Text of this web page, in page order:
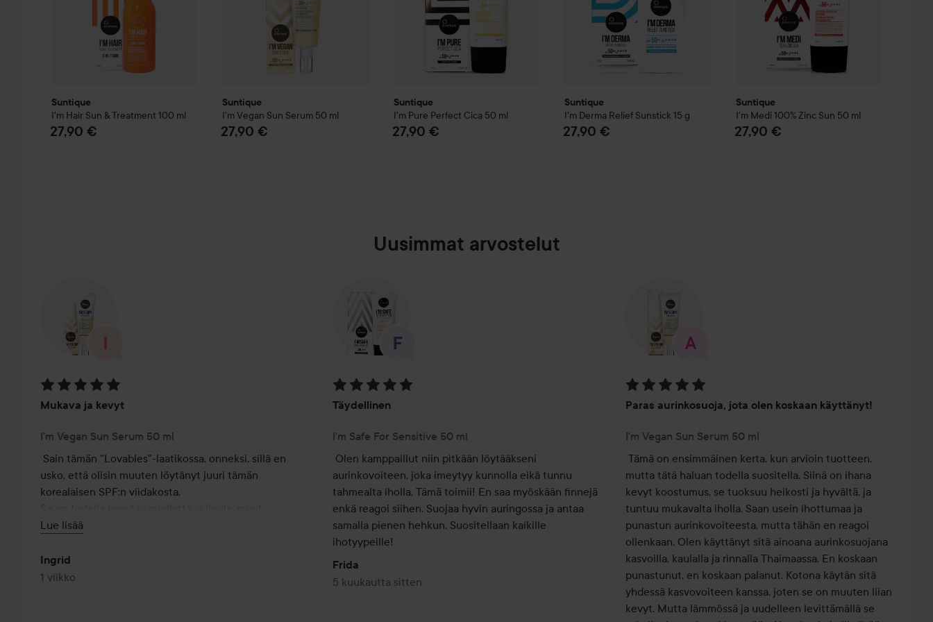
Suntique
I'm Hair Sun & Treatment 100 ml
27,90 €
Suntique
I'm Vegan Sun Serum 50 ml
27,90 €
Suntique
I'm Pure Perfect Cica 50 ml
27,90 €
Suntique
I'm Derma Relief Sunstick 15 g
27,90 €
Suntique
I'm Medi 100% Zinc Sun 50 ml
27,90 €
Uusimmat arvostelut
Arvosana: 5 / 5
Mukava ja kevyt
I'm Vegan Sun Serum 50 ml
Sain tämän "Lovables"-laatikossa, onneksi, sillä en
usko, että olisin muuten löytänyt juuri tämän
korealaisen SPF:n viidakosta.
aurinkovoiteet ovat uskomattoman tahmeita
Ei hajua.
Suojaa hyvin. En ole kokeillut rannalla voimakkaassa
Lue lisää
Ingrid
1 viikko
Arvosana: 5 / 5
Täydellinen
I'm Safe For Sensitive 50 ml
Olen kamppaillut niin pitkään löytääkseni
aurinkovoiteen, joka imeytyy kunnolla eikä tunnu
tahmealta iholla. Tämä toimii! En saa myöskään finnejä
enkä reagoi siihen. Suojaa hyvin auringossa ja antaa
samalla pienen hehkun. Suositellaan kaikille
ihotyypeille!
Frida
5 kuukautta sitten
Arvosana: 5 / 5
Paras aurinkosuoja, jota olen koskaan käyttänyt!
I'm Vegan Sun Serum 50 ml
Tämä on ensimmäinen kerta, kun arvioin tuotteen,
mutta tätä haluan todella suositella. Siinä on ihana
kevyt koostumus, se tuoksuu heikosti ja hyvältä, ja
tuntuu mukavalta iholla. Saan usein ihottumaa ja
punastun aurinkovoiteesta, mutta tähän en reagoi
ollenkaan. Olen käyttänyt sitä ainoana aurinkosuojana
kasvoilla, kaulalla ja rinnalla Thaimaassa. En koskaan
punastunut, en koskaan palanut. Kotona käytän sitä
yhdessä kasvovoiteen kanssa, joten se on muuten liian
kevyt. Mutta lämmössä ja uudelleen levittämällä se